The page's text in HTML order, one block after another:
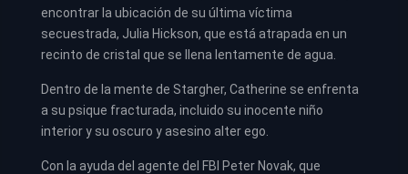
encontrar la ubicación de su última víctima
secuestrada, Julia Hickson, que está atrapada en un
recinto de cristal que se llena lentamente de agua.
Dentro de la mente de Stargher, Catherine se enfrenta
a su psique fracturada, incluido su inocente niño
interior y su oscuro y asesino alter ego.
Con la ayuda del agente del FBI Peter Novak, que